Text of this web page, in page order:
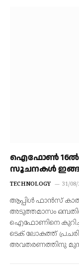
ഐഫോണ്‍ 16ല്‍
സൂചനകള്‍
TECHNOLOGY 31/08/
ആപ്പിള്‍ ഫാന്‍സ്‌
അടുത്തമാസം
ഐഫോണിനെ
ടെക്‌ ലോകത്ത്‌
അവതരണത്തിനു